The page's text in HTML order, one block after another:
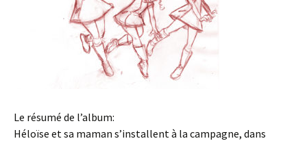
Le résumé de l’album:
Héloïse et sa maman s’installent à la campagne, dans